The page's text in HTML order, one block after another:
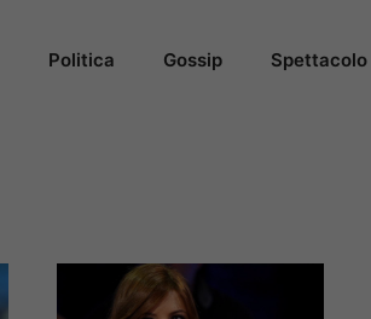
Politica Gossip Spettacolo